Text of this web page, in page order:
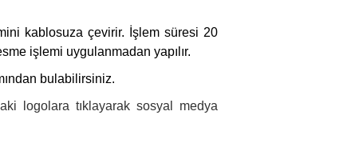
kablosuza çevirir. İşlem süresi 20
işlemi uygulanmadan yapılır.
bulabilirsiniz.
logolara tıklayarak sosyal medya